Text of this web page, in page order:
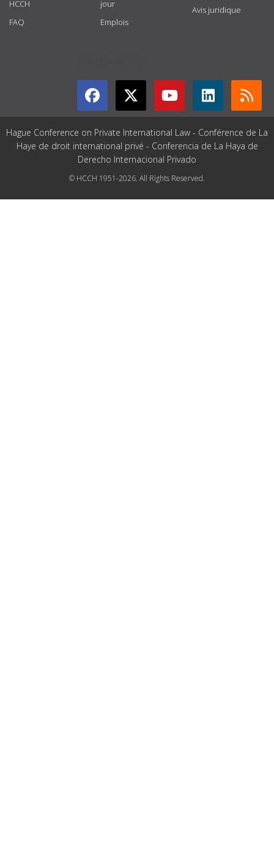
HCCH
FAQ
jour
Emplois
Avis juridique
Hague Conference on Private International Law - Conférence de La
Haye de droit international privé - Conferencia de La Haya de
Derecho Internacional Privado
© HCCH 1951-2026. All Rights Reserved.